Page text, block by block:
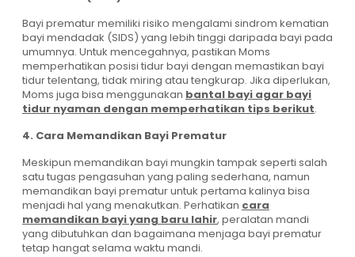
Bayi prematur memiliki risiko mengalami sindrom kematian
bayi mendadak (SIDS) yang lebih tinggi daripada bayi pada
umumnya. Untuk mencegahnya, pastikan Moms
memperhatikan posisi tidur bayi dengan memastikan bayi
tidur telentang, tidak miring atau tengkurap. Jika diperlukan,
Moms juga bisa menggunakan bantal bayi agar bayi
tidur nyaman dengan memperhatikan tips berikut.
4. Cara Memandikan Bayi Prematur
Meskipun memandikan bayi mungkin tampak seperti salah
satu tugas pengasuhan yang paling sederhana, namun
memandikan bayi prematur untuk pertama kalinya bisa
menjadi hal yang menakutkan. Perhatikan cara
memandikan bayi yang baru lahir, peralatan mandi
yang dibutuhkan dan bagaimana menjaga bayi prematur
tetap hangat selama waktu mandi.